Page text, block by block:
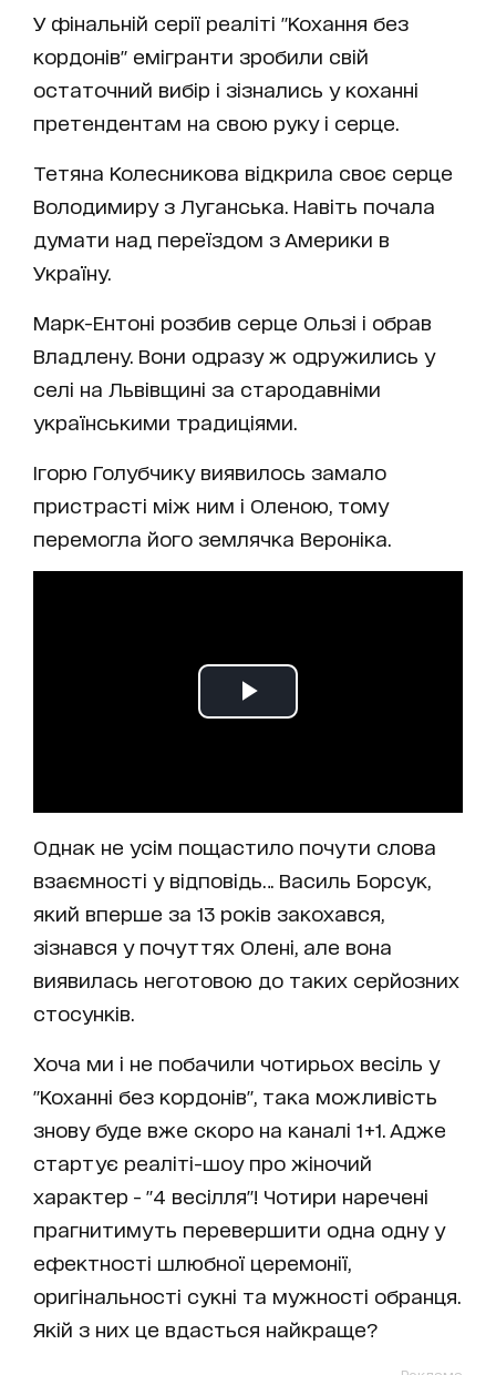
У фінальній серії реаліті "Кохання без
кордонів" емігранти зробили свій
остаточний вибір і зізнались у коханні
претендентам на свою руку і серце.
Тетяна Колесникова відкрила своє серце
Володимиру з Луганська. Навіть почала
думати над переїздом з Америки в
Україну.
Марк-Ентоні розбив серце Ользі і обрав
Владлену. Вони одразу ж одружились у
селі на Львівщині за стародавніми
українськими традиціями.
Ігорю Голубчику виявилось замало
пристрасті між ним і Оленою, тому
перемогла його землячка Вероніка.
Однак не усім пощастило почути слова
взаємності у відповідь… Василь Борсук,
який вперше за 13 років закохався,
зізнався у почуттях Олені, але вона
виявилась неготовою до таких серйозних
стосунків.
Хоча ми і не побачили чотирьох весіль у
"Коханні без кордонів", така можливість
знову буде вже скоро на каналі 1+1. Адже
стартує реаліті-шоу про жіночий
характер - "4 весілля"! Чотири наречені
прагнитимуть перевершити одна одну у
ефектності шлюбної церемонії,
оригінальності сукні та мужності обранця.
Якій з них це вдасться найкраще?